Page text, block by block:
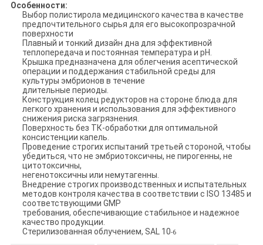
Особенности:
Выбор полистирола медицинского качества в качестве
предпочтительного сырья для его высокопрозрачной
поверхности
Плавный и тонкий дизайн дна для эффективной
теплопередача и постоянная температура и pH.
Крышка предназначена для облегчения асептической
операции и поддержания стабильной среды для
культуры эмбрионов в течение
длительные периоды.
Конструкция колец редукторов на стороне блюда для
легкого хранения и использования для эффективного
снижения риска загрязнения.
Поверхность без ТК-обработки для оптимальной
консистенции капель.
Проведение строгих испытаний третьей стороной, чтобы
убедиться, что не эмбриотоксичны, не пирогенны, не
цитотоксичны,
негенотоксичны или немутагенны.
Внедрение строгих производственных и испытательных
методов контроля качества в соответствии с ISO 13485 и
соответствующими GMP
требования, обеспечивающие стабильное и надежное
качество продукции.
Стерилизованная облучением, SAL 10-6